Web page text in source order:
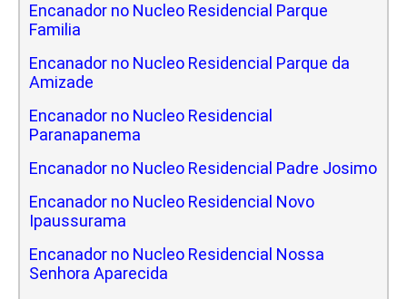
Encanador no Nucleo Residencial Parque
Familia
Encanador no Nucleo Residencial Parque da
Amizade
Encanador no Nucleo Residencial
Paranapanema
Encanador no Nucleo Residencial Padre Josimo
Encanador no Nucleo Residencial Novo
Ipaussurama
Encanador no Nucleo Residencial Nossa
Senhora Aparecida